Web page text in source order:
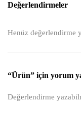
Değerlendirmeler
Henüz değerlendirme
“Ürün” için yorum
Değerlendirme